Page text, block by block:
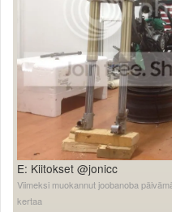
E: Kiitokset @jonicc
Viimeksi muokannut joobanoba
kertaa